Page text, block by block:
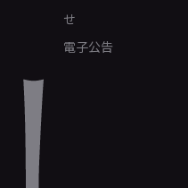
せ
電子公告